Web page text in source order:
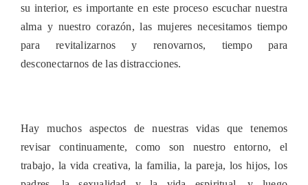
su interior, es importante en este proceso escuchar nuestra
alma y nuestro corazón, las mujeres necesitamos tiempo
para revitalizarnos y renovarnos, tiempo para
desconectarnos de las distracciones.
Hay muchos aspectos de nuestras vidas que tenemos
revisar continuamente, como son nuestro entorno, el
trabajo, la vida creativa, la familia, la pareja, los hijos, los